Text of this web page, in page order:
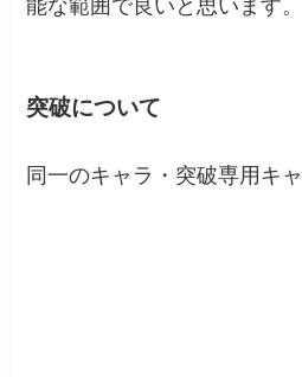
能な範囲で良いと思います。
突破について
同一のキャラ・突破専用キ